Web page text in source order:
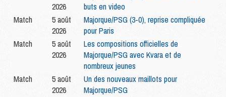
2026
buts en video
Match
5 août
2026
Majorque/PSG (3-0), reprise compliquée
pour Paris
Match
5 août
2026
Les compositions officielles de
Majorque/PSG avec Kvara et de
nombreux jeunes
Match
5 août
2026
Un des nouveaux maillots pour
Majorque/PSG